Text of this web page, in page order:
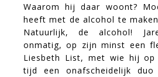
Waarom hij daar woont?
heeft met de alcohol te
Natuurlijk, de alcohol!
onmatig, op zijn minst een
Liesbeth List, met wie hij op
tijd een onafscheidelijk